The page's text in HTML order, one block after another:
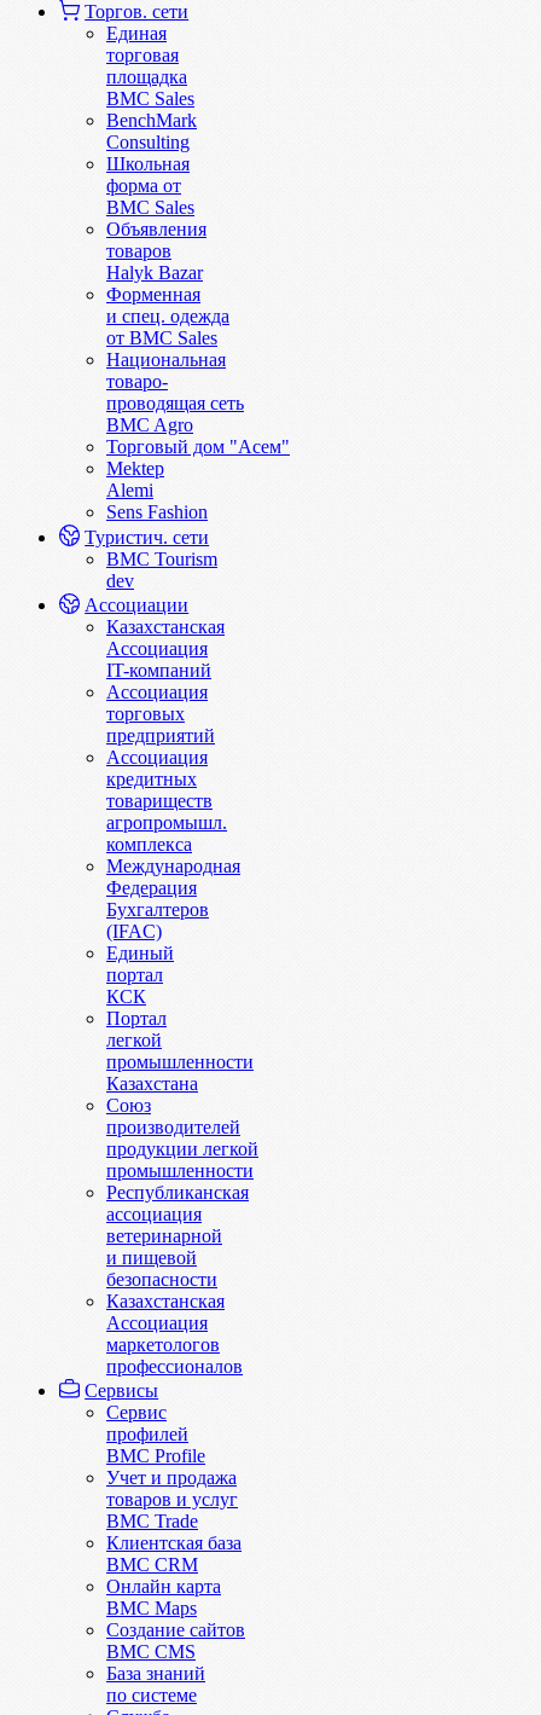
Торгов. сети
Единая
торговая
площадка
BMC Sales
BenchMark
Consulting
Школьная
форма от
BMC Sales
Объявления
товаров
Halyk Bazar
Форменная
и спец. одежда
от BMC Sales
Национальная
товаро-
проводящая сеть
BMC Agro
Торговый дом "Асем"
Mektep
Alemi
Sens Fashion
Туристич. сети
BMC Tourism
dev
Ассоциации
Казахстанская
Ассоциация
IT-компаний
Ассоциация
торговых
предприятий
Ассоциация
кредитных
товариществ
агропромышл.
комплекса
Международная
Федерация
Бухгалтеров
(IFAC)
Единый
портал
КСК
Портал
легкой
промышленности
Казахстана
Союз
производителей
продукции легкой
промышленности
Республиканская
ассоциация
ветеринарной
и пищевой
безопасности
Казахстанская
Ассоциация
маркетологов
профессионалов
Сервисы
Сервис
профилей
BMC Profile
Учет и продажа
товаров и услуг
BMC Trade
Клиентская база
BMC CRM
Онлайн карта
BMC Maps
Создание сайтов
BMC CMS
База знаний
по системе